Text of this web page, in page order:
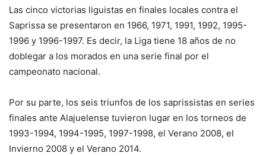
Las cinco victorias liguistas en finales locales contra el
Saprissa se presentaron en 1966, 1971, 1991, 1992, 1995-
1996 y 1996-1997. Es decir, la Liga tiene 18 años de no
doblegar a los morados en una serie final por el
campeonato nacional.
Por su parte, los seis triunfos de los saprissistas en series
finales ante Alajuelense tuvieron lugar en los torneos de
1993-1994, 1994-1995, 1997-1998, el Verano 2008, el
Invierno 2008 y el Verano 2014.